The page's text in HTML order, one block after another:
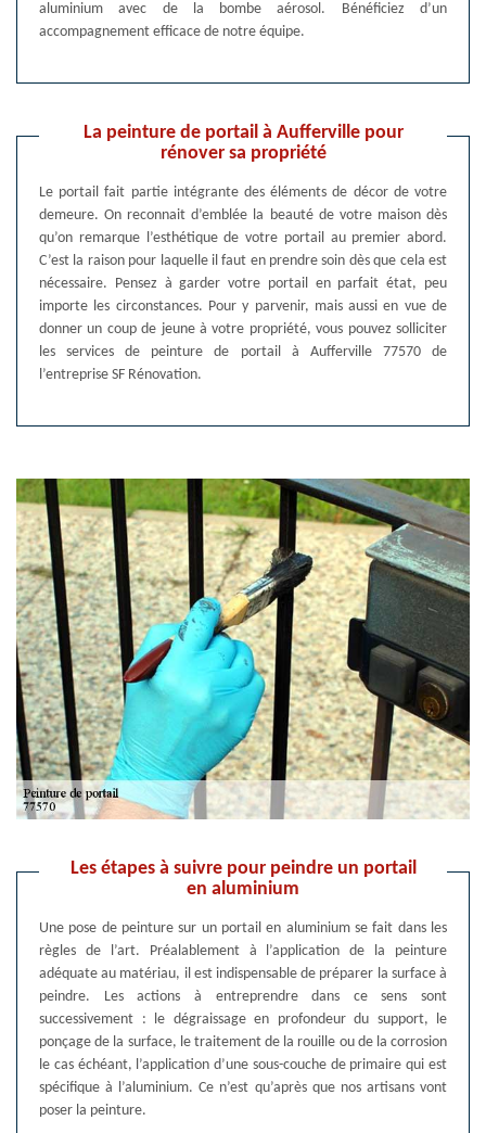
aluminium avec de la bombe aérosol. Bénéficiez d’un
accompagnement efficace de notre équipe.
La peinture de portail à Aufferville pour
rénover sa propriété
Le portail fait partie intégrante des éléments de décor de votre
demeure. On reconnait d’emblée la beauté de votre maison dès
qu’on remarque l’esthétique de votre portail au premier abord.
C’est la raison pour laquelle il faut en prendre soin dès que cela est
nécessaire. Pensez à garder votre portail en parfait état, peu
importe les circonstances. Pour y parvenir, mais aussi en vue de
donner un coup de jeune à votre propriété, vous pouvez solliciter
les services de peinture de portail à Aufferville 77570 de
l’entreprise SF Rénovation.
Les étapes à suivre pour peindre un portail
en aluminium
Une pose de peinture sur un portail en aluminium se fait dans les
règles de l’art. Préalablement à l’application de la peinture
adéquate au matériau, il est indispensable de préparer la surface à
peindre. Les actions à entreprendre dans ce sens sont
successivement : le dégraissage en profondeur du support, le
ponçage de la surface, le traitement de la rouille ou de la corrosion
le cas échéant, l’application d’une sous-couche de primaire qui est
spécifique à l’aluminium. Ce n’est qu’après que nos artisans vont
poser la peinture.